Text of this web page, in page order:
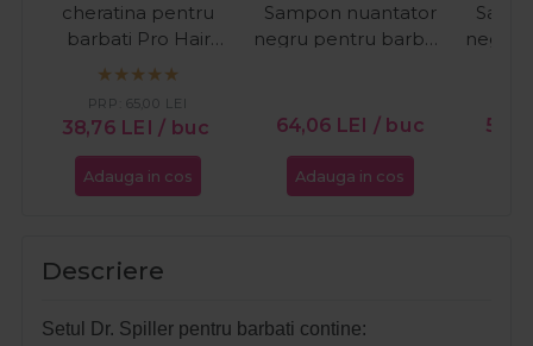
cheratina pentru
barbati Pro Hair
Keratin Complex 01
38,76 LEI / buc
PRP: 65,00 LEI
Adauga in cos
Sampon nuantator
negru pentru barbati
64,06 LEI / buc
Adauga in cos
negru
Descriere
Setul Dr. Spiller pentru barbati contine: